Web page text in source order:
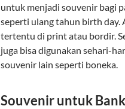
untuk menjadi souvenir bagi
seperti ulang tahun birth day.
tertentu di print atau bordir.
juga bisa digunakan sehari-
souvenir lain seperti boneka.
Souvenir untuk Bank